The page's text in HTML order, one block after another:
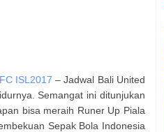
ISL2017 – Jadwal Bali United
Semangat ini ditunjukan
bisa meraih Runer Up Piala
Sepak Bola Indonesia